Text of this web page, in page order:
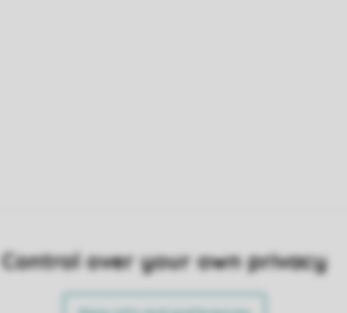
Control over your own privacy